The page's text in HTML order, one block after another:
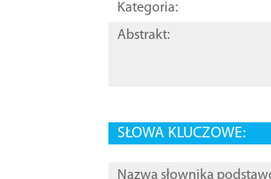
Kategoria:
Abstrakt:
SŁOWA KLUCZOWE:
Nazwa słownika